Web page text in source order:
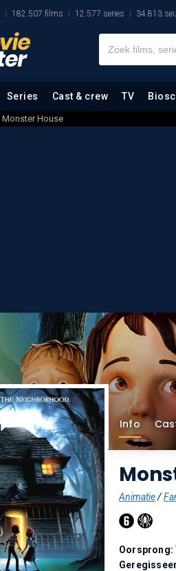
182.507 films 12.577 series 34.813
Series Cast & crew TV
Monster House
Info
Animatie/
Oorsprong: